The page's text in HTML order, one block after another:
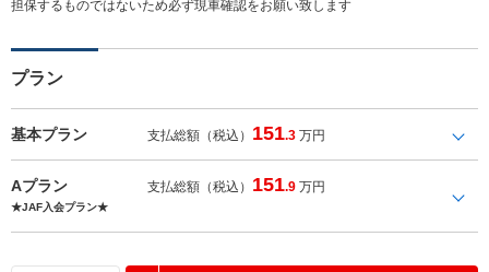
担保するものではないため必ず現車確認をお願い致します
プラン
基本プラン 支払総額（税込） 151.3 万円
Aプラン 支払総額（税込） 151.9 万円
★JAF入会プラン★